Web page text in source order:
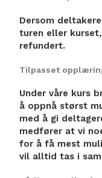
Dersom
turen eller
refundert.
Tilpasset
Under våre kurs
å oppnå størst
med å gi
medfører at vi
for å få mest
vil alltid tas i